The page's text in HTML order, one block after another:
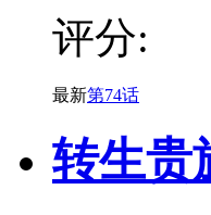
评分:
最新第74话
转生贵